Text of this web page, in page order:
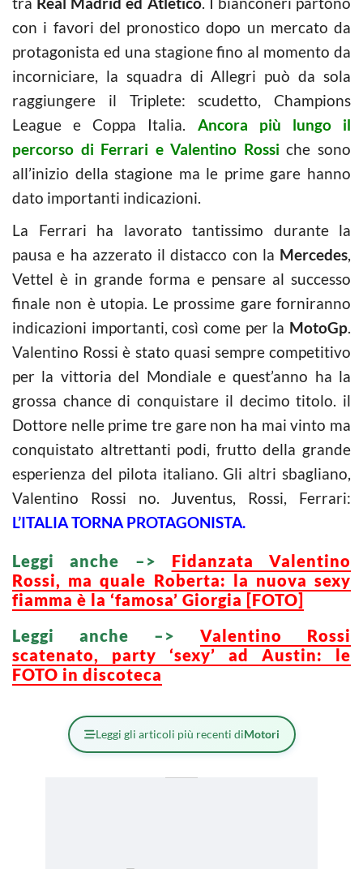
con i favori del pronostico dopo un mercato da
protagonista ed una stagione fino al momento da
incorniciare, la squadra di Allegri può da sola
raggiungere il Triplete: scudetto, Champions
League e Coppa Italia. Ancora più lungo il
percorso di Ferrari e Valentino Rossi che sono
all’inizio della stagione ma le prime gare hanno
dato importanti indicazioni.
La Ferrari ha lavorato tantissimo durante la
pausa e ha azzerato il distacco con la Mercedes,
Vettel è in grande forma e pensare al successo
finale non è utopia. Le prossime gare forniranno
indicazioni importanti, così come per la MotoGp.
Valentino Rossi è stato quasi sempre competitivo
per la vittoria del Mondiale e quest’anno ha la
grossa chance di conquistare il decimo titolo. il
Dottore nelle prime tre gare non ha mai vinto ma
conquistato altrettanti podi, frutto della grande
esperienza del pilota italiano. Gli altri sbagliano,
Valentino Rossi no. Juventus, Rossi, Ferrari:
L’ITALIA TORNA PROTAGONISTA.
Leggi anche –> Fidanzata Valentino
Rossi, ma quale Roberta: la nuova sexy
fiamma è la ‘famosa’ Giorgia [FOTO]
Leggi anche –>
Valentino Rossi
scatenato, party ‘sexy’ ad Austin: le
FOTO in discoteca
Leggi gli articoli più recenti diMotori